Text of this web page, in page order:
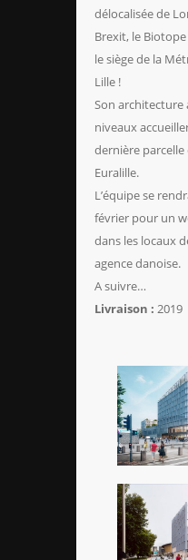
délocalisée de
Brexit, le
le siège de la
Lille !
Son architecture
niveaux
dernière
Euralille.
L’équipe se
février pour un
dans les locaux
agence danoise.
A suivre…
Livraison : 2019